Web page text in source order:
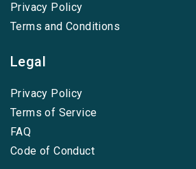
Privacy Policy
Terms and Conditions
Legal
Privacy Policy
Terms of Service
FAQ
Code of Conduct